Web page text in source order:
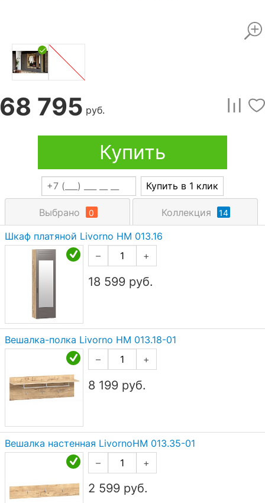
68 795 руб.
Купить
Купить в 1 клик
Выбрано 0 Коллекция 14
Шкаф платяной Livorno НМ 013.16
–
+
18 599 руб.
Вешалка-полка Livorno НМ 013.18-01
–
+
8 199 руб.
Вешалка настенная LivornoНМ 013.35-01
–
+
2 599 руб.